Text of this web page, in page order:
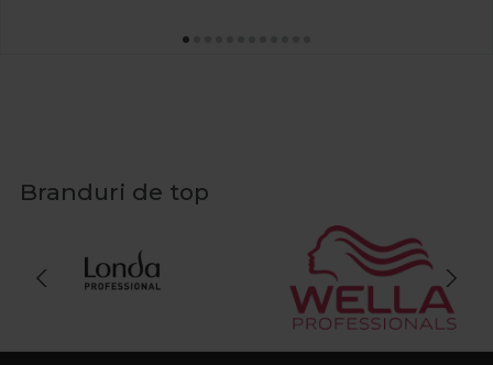
Branduri de top